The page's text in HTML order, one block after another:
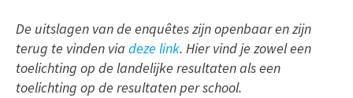
De uitslagen van de enquêtes zijn openbaar en zijn
terug te vinden via deze link. Hier vind je zowel een
toelichting op de landelijke resultaten als een
toelichting op de resultaten per school.